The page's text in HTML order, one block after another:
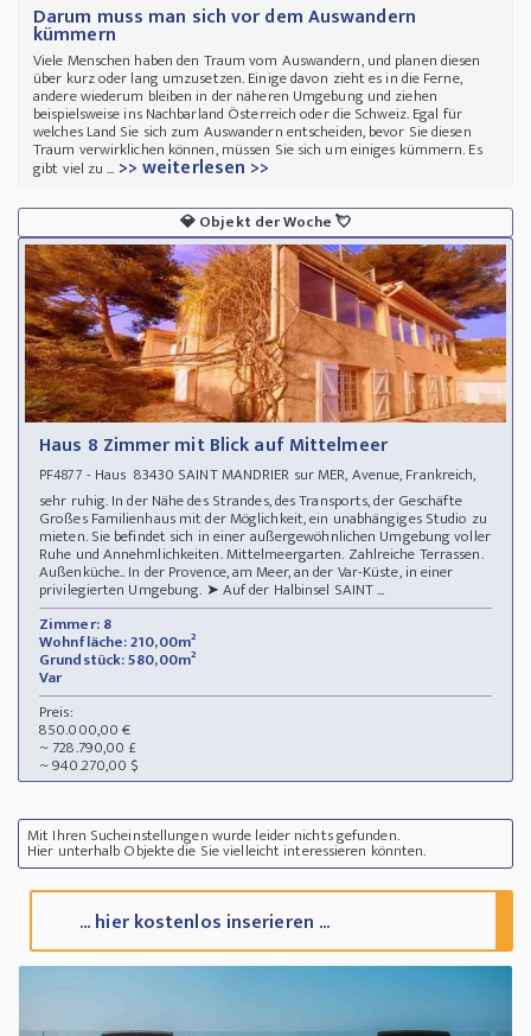
Darum muss man sich vor dem Auswandern
kümmern
Viele Menschen haben den Traum vom Auswandern, und planen diesen
über kurz oder lang umzusetzen. Einige davon zieht es in die Ferne,
andere wiederum bleiben in der näheren Umgebung und ziehen
beispielsweise ins Nachbarland Österreich oder die Schweiz. Egal für
welches Land Sie sich zum Auswandern entscheiden, bevor Sie diesen
Traum verwirklichen können, müssen Sie sich um einiges kümmern. Es
gibt viel zu ... >> weiterlesen >>
💎Objekt der Woche💘
Haus 8 Zimmer mit Blick auf Mittelmeer
PF4877 - Haus 83430 SAINT MANDRIER sur MER, Avenue, Frankreich,
sehr ruhig. In der Nähe des Strandes, des Transports, der Geschäfte
Großes Familienhaus mit der Möglichkeit, ein unabhängiges Studio zu
mieten. Sie befindet sich in einer außergewöhnlichen Umgebung voller
Ruhe und Annehmlichkeiten. Mittelmeergarten. Zahlreiche Terrassen.
Außenküche.. In der Provence, am Meer, an der Var-Küste, in einer
privilegierten Umgebung. ➤ Auf der Halbinsel SAINT ...
Zimmer: 8
Wohnfläche: 210,00m²
Grundstück: 580,00m²
Var
Preis:
850.000,00 €
~ 728.790,00 £
~ 940.270,00 $
Mit Ihren Sucheinstellungen wurde leider nichts gefunden.
Hier unterhalb Objekte die Sie vielleicht interessieren könnten.
... hier kostenlos inserieren ...